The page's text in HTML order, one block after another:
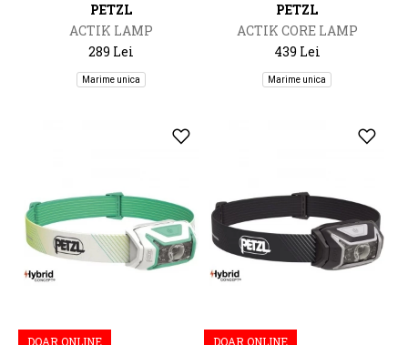
PETZL
ACTIK LAMP
289 Lei
Marime unica
PETZL
ACTIK CORE LAMP
439 Lei
Marime unica
DOAR ONLINE DOAR ONLINE